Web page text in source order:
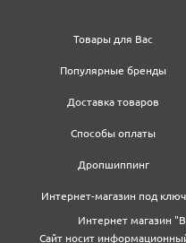
Товары для Вас
Популярные бренды
Доставка товаров
Способы оплаты
Дропшиппинг
Интернет-магазин под ключ
Интернет магазин
Сайт носит